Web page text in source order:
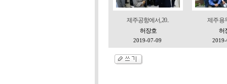
제주공항에서, 20..
허장호
2019-07-09
제주 용
허